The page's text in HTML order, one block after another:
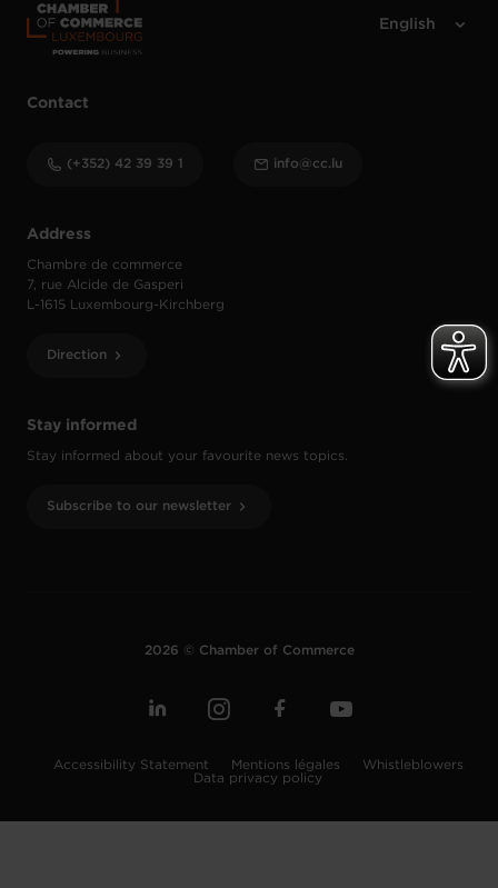
Stay informed
Stay informed about your favourite news topics.
Subscribe to our newsletter
Address
Chambre de commerce
7, rue Alcide de Gasperi
L-1615 Luxembourg-Kirchberg
Direction
Contact
(+352) 42 39 39 1 info@cc.lu
2026 © Chamber of Commerce
Accessibility Statement Mentions légales
Whistleblowers
Data privacy policy